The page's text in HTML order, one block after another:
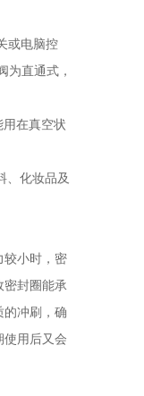
或电脑控
为直通式，
在真空状
、化妆品及
较小时，密
密封圈能承
的冲刷，确
使用后又会